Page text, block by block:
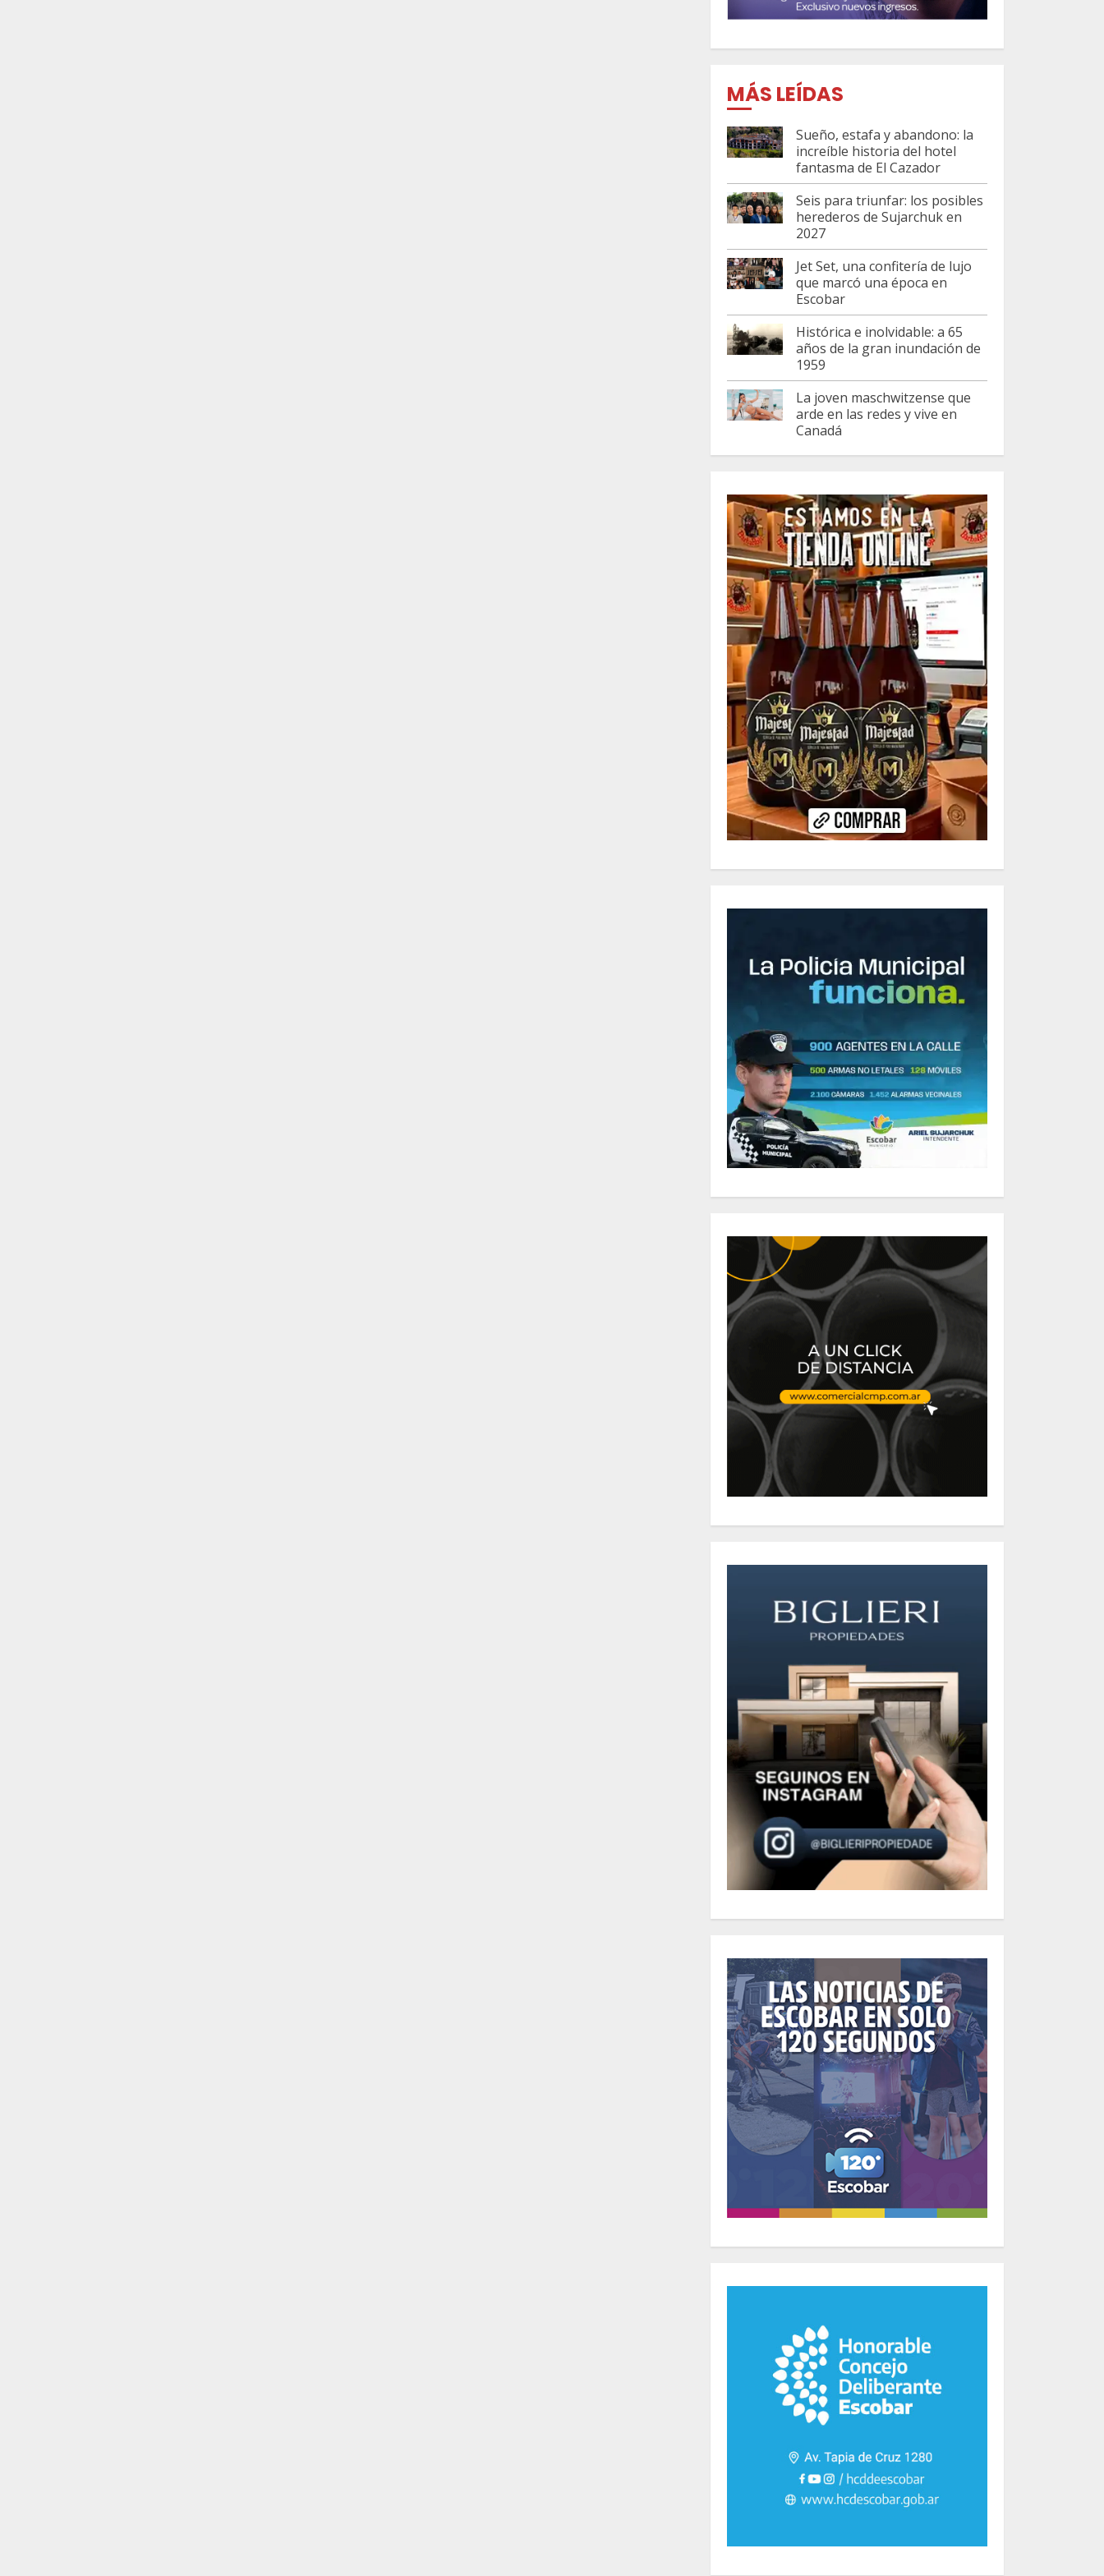
MÁS LEÍDAS
Sueño, estafa y abandono: la
increíble historia del hotel
fantasma de El Cazador
Seis para triunfar: los posibles
herederos de Sujarchuk en
2027
Jet Set, una confitería de lujo
que marcó una época en
Escobar
Histórica e inolvidable: a 65
años de la gran inundación de
1959
La joven maschwitzense que
arde en las redes y vive en
Canadá